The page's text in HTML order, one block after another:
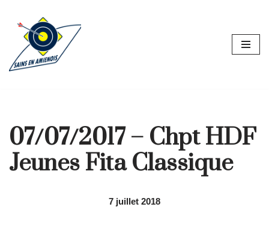
Aller
contenu
07/07/2017 – Chpt HDF
Jeunes Fita Classique
7 juillet 2018